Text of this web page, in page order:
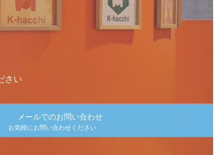
さい
メールでのお問い合わせ
お気軽にお問い合わせください